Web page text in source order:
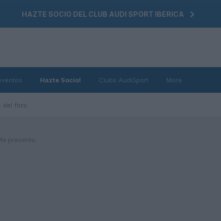
HAZTE SOCIO DEL CLUB AUDI SPORT IBERICA
del foro
Hazte Socio! Clubs AudiSport More